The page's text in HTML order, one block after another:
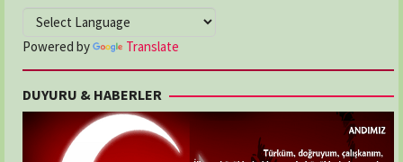
Powered by Translate
DUYURU & HABERLER